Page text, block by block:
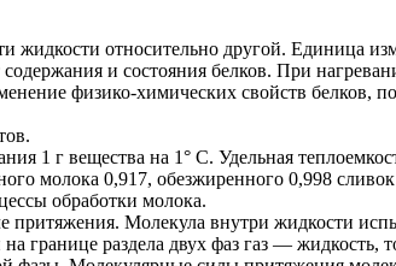
относительно другой. Единица
и состояния белков. При
физико-химических свойств белков,
1 г вещества на 1° С. Удельная
молока 0,917, обезжиренного 0,998
обработки молока.
Молекула внутри жидкости
границе раздела двух фаз газ — жидкость,